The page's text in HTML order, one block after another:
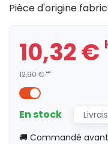
Pièce d'origine
10,32 €
12,90 €HT
En stock
🚚 Commandé